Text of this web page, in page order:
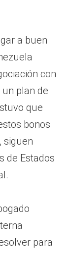
a buen
con
plan de
que
bonos
siguen
de Estados
para